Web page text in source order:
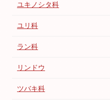
ユキノシタ科
ユリ科
ラン科
リンドウ
ツバキ科